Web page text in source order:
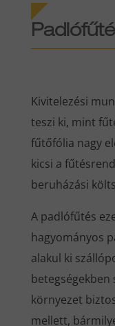
Kivitelezési
teszi ki, mint
fűtőfólia nagy
kicsi a
beruházási
A padlófűtés
hagyományos
alakul ki
betegségekben
környezet
mellett,